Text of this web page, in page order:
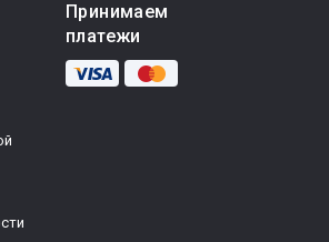
Принимаем
платежи